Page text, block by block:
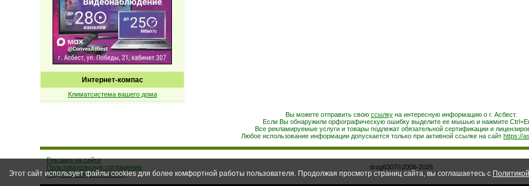
Интернет-компас
Климатсистема вашего дома
Вы можете отправить свою ссылку на интересную информацию о г. Асбест.
Если Вы обнаружили орфографическую ошибку выделите ее мышью и нажмите
Все рекламируемые услуги и товары подлежат обязательной сертификации и
Любое использование информации допускается только при активной ссылке на сайт https://
Реклама на сайте
Пользовательское соглашение
Подписаться на рассылку
drug6307©2008-2026
Этот сайт использует файлы cookies для более комфортной работы пользователя. Продолжая просмотр страниц сайта, вы соглашаетесь с